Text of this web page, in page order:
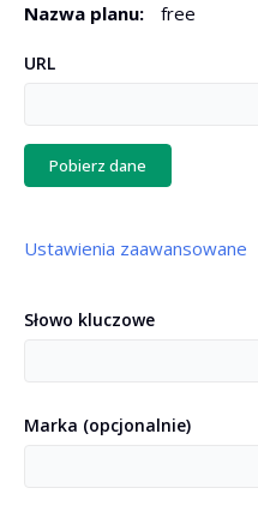
Zaloguj się
Nazwa planu: free
URL
Pobierz dane
Ustawienia zaawansowane
Słowo kluczowe
Marka (opcjonalnie)